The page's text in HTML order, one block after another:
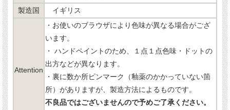
製造国
イギリス
Attention
・お使いのブラウザにより色味が異なる場合がござ
います。
・ ハンドペイントのため、１点１点色味・ドットの
出方などが異なります。
・裏に数か所ピンマーク（釉薬のかかっていない箇
所）がありますが、製造方法によるものです。
不良品ではございませんので予めご了承ください。